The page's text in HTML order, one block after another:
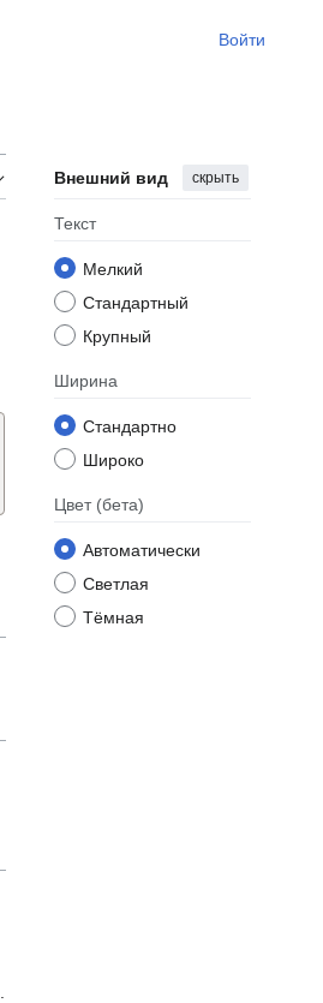
Войти
Внешний вид скрыть
Текст
Мелкий
Стандартный
Крупный
Ширина
Стандартно
Широко
Цвет (бета)
Автоматически
Светлая
Тёмная